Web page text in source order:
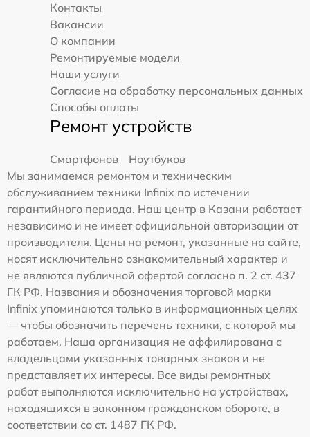
Контакты
Вакансии
О компании
Ремонтируемые модели
Наши услуги
Согласие на обработку персональных данных
Способы оплаты
Ремонт устройств
Смартфонов
Ноутбуков
Мы занимаемся ремонтом и техническим
обслуживанием техники Infinix по истечении
гарантийного периода. Наш центр в Казани работает
независимо и не имеет официальной авторизации от
производителя. Цены на ремонт, указанные на сайте,
носят исключительно ознакомительный характер и
не являются публичной офертой согласно п. 2 ст. 437
ГК РФ. Названия и обозначения торговой марки
Infinix упоминаются только в информационных целях
— чтобы обозначить перечень техники, с которой мы
работаем. Наша организация не аффилирована с
владельцами указанных товарных знаков и не
представляет их интересы. Все виды ремонтных
работ выполняются исключительно на устройствах,
находящихся в законном гражданском обороте, в
соответствии со ст. 1487 ГК РФ.